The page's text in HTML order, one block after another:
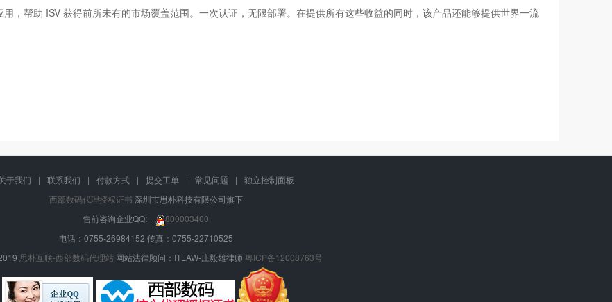
，帮助 ISV 获得前所未有的市场覆盖范围。一次认证，无限部署。在提供所有这些收益的同时，该产品还能够提供世界一流
于我们 | 联系我们 | 付款方式 | 提交工单 | 常见问题 |
独立控制面板
西部数码代理授权证书 深圳市思朴科技有限公司旗下
售前咨询企业QQ:
800003400
电话：0755-26984152 传真：0755-22710525
思朴互联-西部数码代理站网站法律顾问：ITLAW-庄毅雄律师粤ICP备12008763号